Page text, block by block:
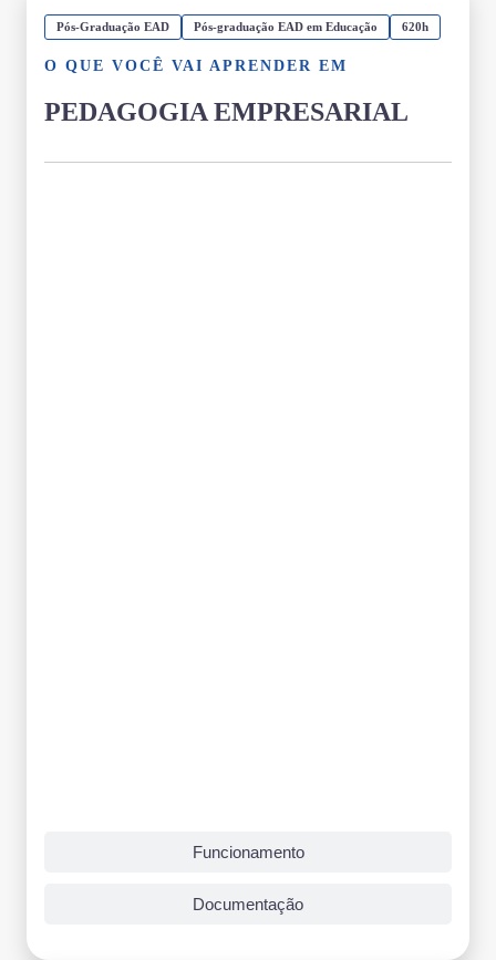
Pós-Graduação EAD Pós-graduação EAD em Educação 620h
O QUE VOCÊ VAI APRENDER EM
PEDAGOGIA EMPRESARIAL
Funcionamento
Documentação